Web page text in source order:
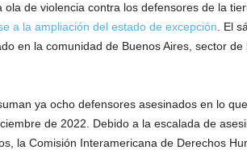
ola de violencia contra los defensores de la
a la ampliación del estado de excepción . El
en la comunidad de Buenos Aires, sector
ya ocho defensores asesinados en lo
de 2022. Debido a la escalada de
la Comisión Interamericana de Derechos